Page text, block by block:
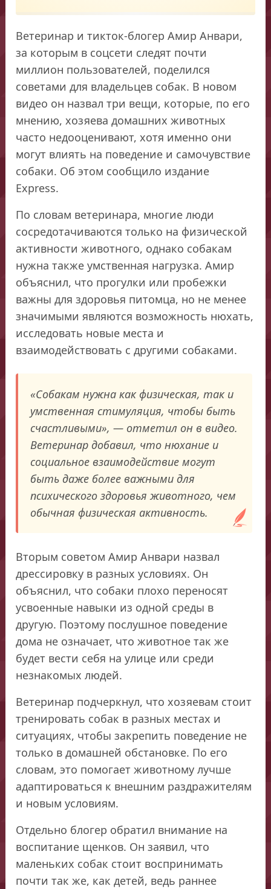
Ветеринар и тикток-блогер Амир Анвари,
за которым в соцсети следят почти
миллион пользователей, поделился
советами для владельцев собак. В новом
видео он назвал три вещи, которые, по его
мнению, хозяева домашних животных
часто недооценивают, хотя именно они
могут влиять на поведение и самочувствие
собаки. Об этом сообщило издание
Express.
По словам ветеринара, многие люди
сосредотачиваются только на физической
активности животного, однако собакам
нужна также умственная нагрузка. Амир
объяснил, что прогулки или пробежки
важны для здоровья питомца, но не менее
значимыми являются возможность нюхать,
исследовать новые места и
взаимодействовать с другими собаками.
«Собакам нужна как физическая, так и
умственная стимуляция, чтобы быть
счастливыми», — отметил он в видео.
Ветеринар добавил, что нюхание и
социальное взаимодействие могут
быть даже более важными для
психического здоровья животного, чем
обычная физическая активность.
Вторым советом Амир Анвари назвал
дрессировку в разных условиях. Он
объяснил, что собаки плохо переносят
усвоенные навыки из одной среды в
другую. Поэтому послушное поведение
дома не означает, что животное так же
будет вести себя на улице или среди
незнакомых людей.
Ветеринар подчеркнул, что хозяевам стоит
тренировать собак в разных местах и
ситуациях, чтобы закрепить поведение не
только в домашней обстановке. По его
словам, это помогает животному лучше
адаптироваться к внешним раздражителям
и новым условиям.
Отдельно блогер обратил внимание на
воспитание щенков. Он заявил, что
маленьких собак стоит воспринимать
почти так же, как детей, ведь раннее